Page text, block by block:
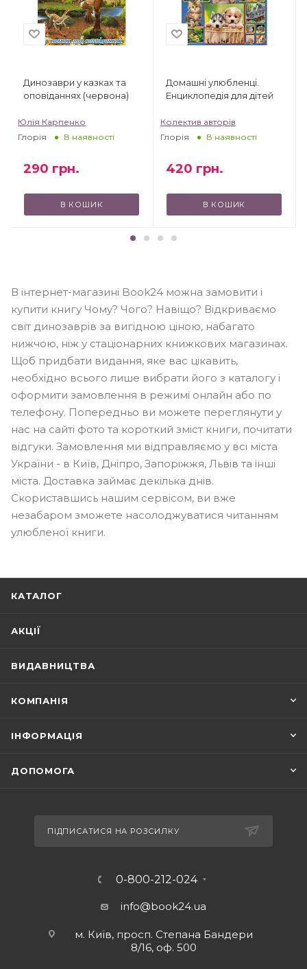
Динозаври у казках та
оповіданнях (червона)
Юлія Карпенко
Глорія
В наявності
290 грн.
В КОШИК
Домашні улюбленці.
Енциклопедія для дітей
Колектив авторів
Глорія
В наявності
420 грн.
В КОШИК
В інтернет-магазині Book24 можна замовити і
купити книгу Чому? Чого? Навіщо? Відкриваємо
світ динозаврів за вигідною ціною, набагато
нижчою, ніж у стаціонарних книжкових магазинах.
Щоб придбати видання, яке вас цікавить,
необхідно всього лише вибрати його з каталогу і
оформити замовлення в режимі онлайн або по
телефону. Попередньо ви можете переглянути у
нас на сайті фото та короткий зміст книги, почитати
відгуки. Замовлення ми відправляємо у всі міста
України - в Київ, Дніпро, Запоріжжя, Львів та інші
міста. Доставка займає декілька днів.
Скориставшись нашим сервісом, ви вже
незабаром зможете насолоджуватися читанням
улюбленої книги.
КАТАЛОГ
АКЦІЇ
ВИДАВНИЦТВА
КОМПАНІЯ
ІНФОРМАЦІЯ
ДОПОМОГА
ПІДПИСАТИСЯ НА РОЗСИЛКУ
0-800-212-024
info@book24.ua
м. Київ, просп. Степана Бандери
8/16, оф. 500